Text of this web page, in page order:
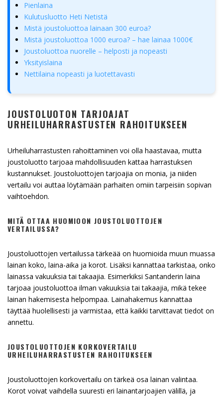
Pienlaina
Kulutusluotto Heti Netistä
Mistä joustoluottoa lainaan 300 euroa?
Mistä joustoluottoa 1000 euroa? – hae lainaa 1000€
Joustoluottoa nuorelle – helposti ja nopeasti
Yksityislaina
Nettilaina nopeasti ja luotettavasti
JOUSTOLUOTON TARJOAJAT
URHEILUHARRASTUSTEN RAHOITUKSEEN
Urheiluharrastusten rahoittaminen voi olla haastavaa, mutta
joustoluotto tarjoaa mahdollisuuden kattaa harrastuksen
kustannukset. Joustoluottojen tarjoajia on monia, ja niiden
vertailu voi auttaa löytämään parhaiten omiin tarpeisiin sopivan
vaihtoehdon.
MITÄ OTTAA HUOMIOON JOUSTOLUOTTOJEN
VERTAILUSSA?
Joustoluottojen vertailussa tärkeää on huomioida muun muassa
lainan koko, laina-aika ja korot. Lisäksi kannattaa tarkistaa, onko
lainassa vakuuksia tai takaajia. Esimerkiksi Santanderin laina
tarjoaa joustoluottoa ilman vakuuksia tai takaajia, mikä tekee
lainan hakemisesta helpompaa. Lainahakemus kannattaa
täyttää huolellisesti ja varmistaa, että kaikki tarvittavat tiedot on
annettu.
JOUSTOLUOTTOJEN KORKOVERTAILU
URHEILUHARRASTUSTEN RAHOITUKSEEN
Joustoluottojen korkovertailu on tärkeä osa lainan valintaa.
Korot voivat vaihdella suuresti eri lainantarjoajien välillä, ja